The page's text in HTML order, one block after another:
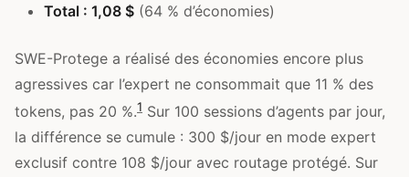
Total : 1,08 $ (64 % d’économies)
SWE-Protege a réalisé des économies encore plus
agressives car l’expert ne consommait que 11 % des
tokens, pas 20 %.1 Sur 100 sessions d’agents par jour,
la différence se cumule : 300 $/jour en mode expert
exclusif contre 108 $/jour avec routage protégé. Sur